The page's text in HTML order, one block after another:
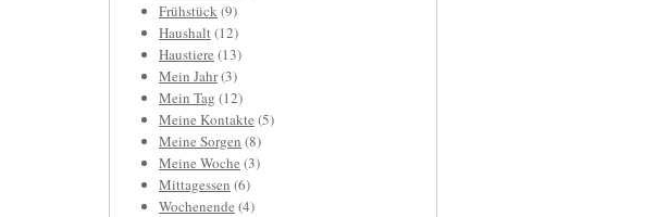
Frühstück(9)
Haushalt(12)
Haustiere (13)
Mein Jahr(3)
Mein Tag (12)
Meine Kontakte (5)
Meine Sorgen (8)
Meine Woche (3)
Mittagessen (6)
Wochenende (4)